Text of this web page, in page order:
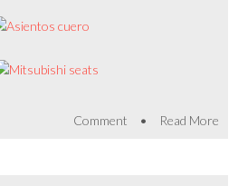
Comment • Read More